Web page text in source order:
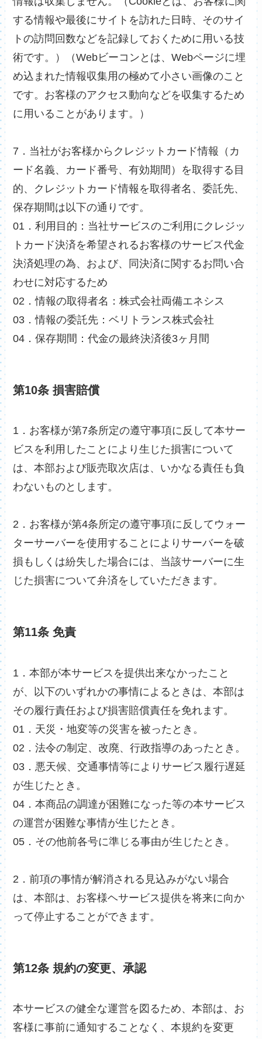
する情報や最後にサイトを訪れた日時、そのサイ
トの訪問回数などを記録しておくために用いる技
術です。）（Webビーコンとは、Webページに埋
め込まれた情報収集用の極めて小さい画像のこと
です。お客様のアクセス動向などを収集するため
に用いることがあります。）
7．当社がお客様からクレジットカード情報（カ
ード名義、カード番号、有効期間）を取得する目
的、クレジットカード情報を取得者名、委託先、
保存期間は以下の通りです。
01．利用目的：当社サービスのご利用にクレジッ
トカード決済を希望されるお客様のサービス代金
決済処理の為、および、同決済に関するお問い合
わせに対応するため
02．情報の取得者名：株式会社両備エネシス
03．情報の委託先：ベリトランス株式会社
04．保存期間：代金の最終決済後3ヶ月間
第10条 損害賠償
1．お客様が第7条所定の遵守事項に反して本サー
ビスを利用したことにより生じた損害について
は、本部および販売取次店は、いかなる責任も負
わないものとします。
2．お客様が第4条所定の遵守事項に反してウォー
ターサーバーを使用することによりサーバーを破
損もしくは紛失した場合には、当該サーバーに生
じた損害について弁済をしていただきます。
第11条 免責
1．本部が本サービスを提供出来なかったこと
が、以下のいずれかの事情によるときは、本部は
その履行責任および損害賠償責任を免れます。
01．天災・地変等の災害を被ったとき。
02．法令の制定、改廃、行政指導のあったとき。
03．悪天候、交通事情等によりサービス履行遅延
が生じたとき。
04．本商品の調達が困難になった等の本サービス
の運営が困難な事情が生じたとき。
05．その他前各号に準じる事由が生じたとき。
2．前項の事情が解消される見込みがない場合
は、本部は、お客様ヘサービス提供を将来に向か
って停止することができます。
第12条 規約の変更、承認
本サービスの健全な運営を図るため、本部は、お
客様に事前に通知することなく、本規約を変更